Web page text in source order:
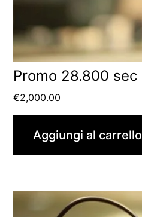
Promo 28.800 sec
€2,000.00
Aggiungi al carrello